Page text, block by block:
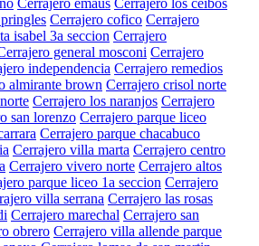
Cerrajero emaus Cerrajero los ceibos
Cerrajero cofico Cerrajero
isabel 3a seccion Cerrajero
general mosconi Cerrajero
independencia Cerrajero remedios
almirante brown Cerrajero crisol norte
Cerrajero los naranjos Cerrajero
san lorenzo Cerrajero parque liceo
Cerrajero parque chacabuco
Cerrajero villa marta Cerrajero centro
Cerrajero vivero norte Cerrajero altos
parque liceo 1a seccion Cerrajero
villa serrana Cerrajero las rosas
Cerrajero marechal Cerrajero san
obrero Cerrajero villa allende parque